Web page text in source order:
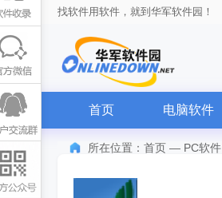
找软件用软件，就到华军软件园！
首页 电脑软件
所在位置： 首页 — PC软件